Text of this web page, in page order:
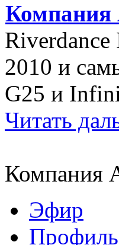
2010 и
G25 и
Читать
Компания
Эфир
Профиль